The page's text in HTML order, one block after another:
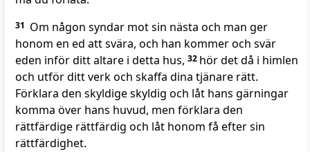
31 Om någon syndar mot sin nästa och man ger
honom en ed att svära, och han kommer och svär
eden inför ditt altare i detta hus, 32 hör det då i himlen
och utför ditt verk och skaffa dina tjänare rätt.
Förklara den skyldige skyldig och låt hans gärningar
komma över hans huvud, men förklara den
rättfärdige rättfärdig och låt honom få efter sin
rättfärdighet.